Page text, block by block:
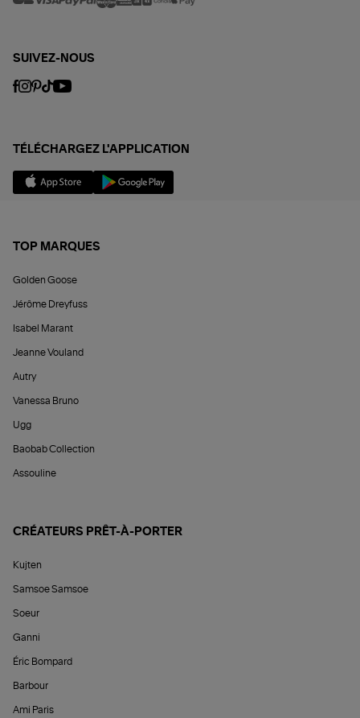
SUIVEZ-NOUS
TÉLÉCHARGEZ L'APPLICATION
TOP MARQUES
Golden Goose
Jérôme Dreyfuss
Isabel Marant
Jeanne Vouland
Autry
Vanessa Bruno
Ugg
Baobab Collection
Assouline
CRÉATEURS PRÊT-À-PORTER
Kujten
Samsoe Samsoe
Soeur
Ganni
Éric Bompard
Barbour
Ami Paris